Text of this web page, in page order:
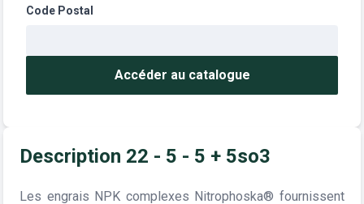
Code Postal
Accéder au catalogue
Description 22 - 5 - 5 + 5so3
Les engrais NPK complexes Nitrophoska® fournissent